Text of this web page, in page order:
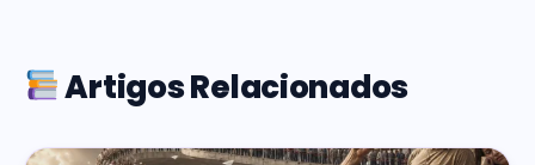
Artigos Relacionados